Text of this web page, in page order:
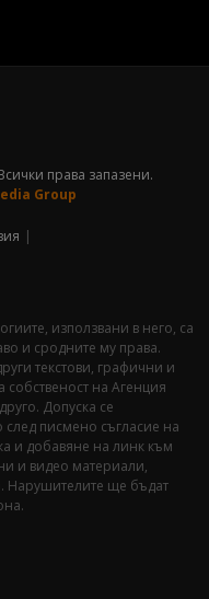
права запазени.
Group
използвани в него, са
и сродните му права.
текстови, графични и
собственост на Агенция
Допуска се
след писмено съгласие на
и добавяне на линк към
и видео материали,
Нарушителите ще бъдат